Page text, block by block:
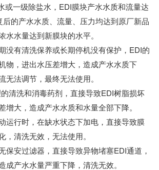
或一级除盐水，EDI膜块产水水质和流量达
的产水水质、流量、压力均达到原厂新品
水水量达到新膜块的水平。
没有清洗保养或长期停机没有保护，EDI的
物，进出水压差增大，造成产水水质下
无法调节，最终无法使用。
清洗和消毒药剂，直接导致EDI树脂损坏
增大，造成产水水质和水量全部下降。
运行时，在缺水状态下加电，直接导致膜
，清洗无效，无法使用。
保安过滤器，直接导致异物堵塞EDI通道，
成产水水量严重下降，清洗无效。